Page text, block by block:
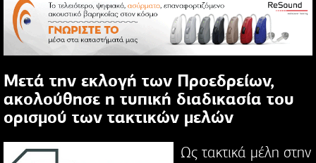
Μετά την εκλογή των Προεδρείων,
ακολούθησε η τυπική διαδικασία του
ορισμού των τακτικών μελών
Ως τακτικά μέλη στην